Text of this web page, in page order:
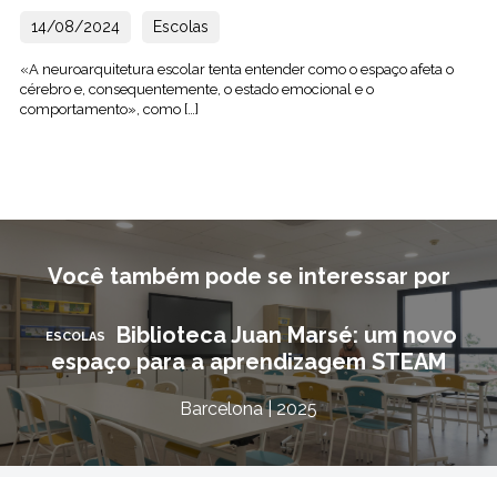
14/08/2024 Escolas
«A neuroarquitetura escolar tenta entender como o espaço afeta o
cérebro e, consequentemente, o estado emocional e o
comportamento», como […]
Você também pode se interessar por
ESCOLAS
Biblioteca Juan Marsé: um novo
espaço para a aprendizagem STEAM
Barcelona | 2025